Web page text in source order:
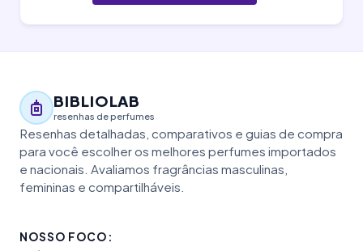
BIBLIOLAB
resenhas de perfumes
Resenhas detalhadas, comparativos e guias de compra
para você escolher os melhores perfumes importados
e nacionais. Avaliamos fragrâncias masculinas,
femininas e compartilháveis.
NOSSO FOCO: